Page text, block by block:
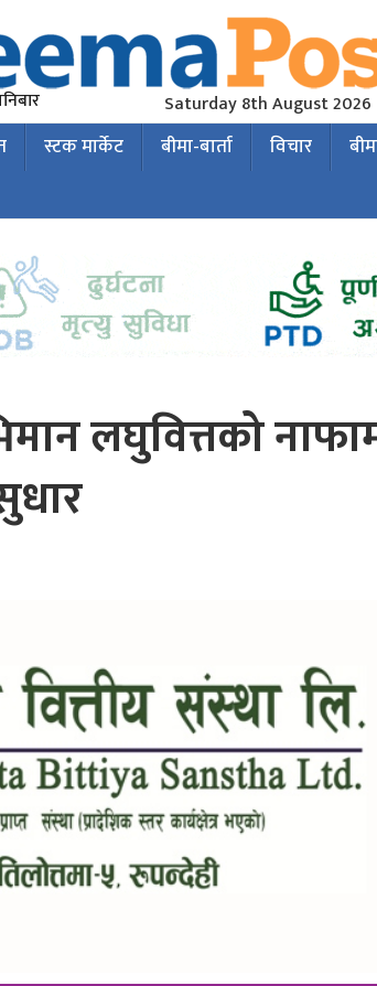
Saturday 8th August 2026
स्टक मार्केट बीमा-बार्ता विचार
लघुवित्तको